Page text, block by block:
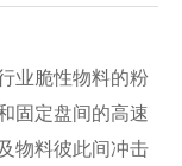
业脆性物料的粉
固定盘间的高速
物料彼此间冲击